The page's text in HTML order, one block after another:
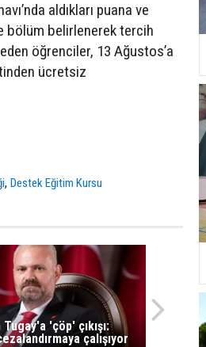
aldıkları puana ve
bölüm belirlenerek tercih
öğrenciler, 13 Ağustos’a
ücretsiz
,Destek Eğitim Kursu
'çöp' çıkışı:
çalışıyor